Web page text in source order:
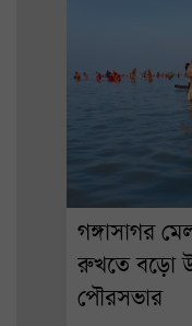
গঙ্গাসাগর
রুখতে বড়ো
পৌরসভার